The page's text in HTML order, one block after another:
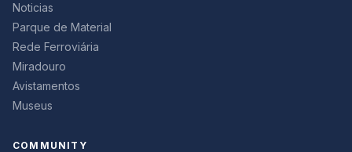
Noticias
Parque de Material
Rede Ferroviária
Miradouro
Avistamentos
Museus
COMMUNITY